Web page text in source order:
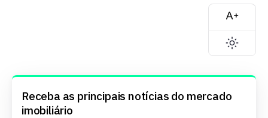
Receba as principais notícias do mercado
imobiliário